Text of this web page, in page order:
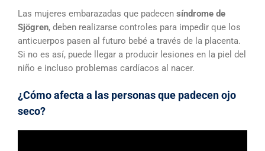
Las mujeres embarazadas que padecen síndrome de
Sjögren, deben realizarse controles para impedir que los
anticuerpos pasen al futuro bebé a través de la placenta.
Si no es así, puede llegar a producir lesiones en la piel del
niño e incluso problemas cardíacos al nacer.
¿Cómo afecta a las personas que padecen ojo
seco?